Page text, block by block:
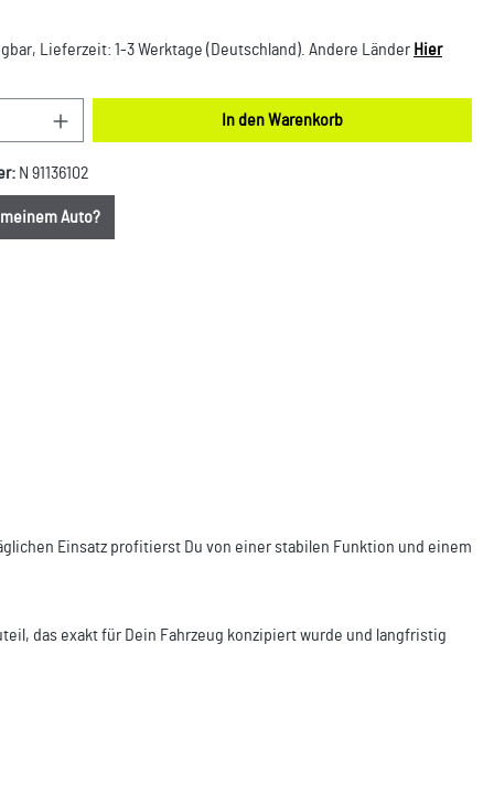
Lieferzeit: 1-3 Werktage (Deutschland). Andere Länder Hier
Gib den gewünschten Wert ein oder
In den Warenkorb
N 91136102
meinem Auto?
Einsatz profitierst Du von einer stabilen Funktion und einem
das exakt für Dein Fahrzeug konzipiert wurde und langfristig